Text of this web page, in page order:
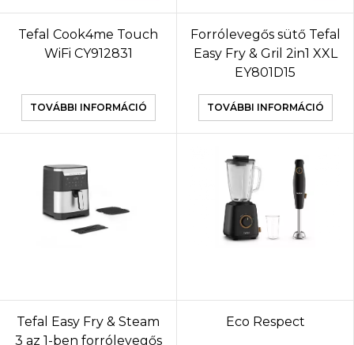
Tefal Cook4me Touch
WiFi CY912831
TOVÁBBI INFORMÁCIÓ
Forrólevegős sütő Tefal
Easy Fry & Gril 2in1 XXL
EY801D15
TOVÁBBI INFORMÁCIÓ
Tefal Easy Fry & Steam
3 az 1-ben forrólevegős
Eco Respect